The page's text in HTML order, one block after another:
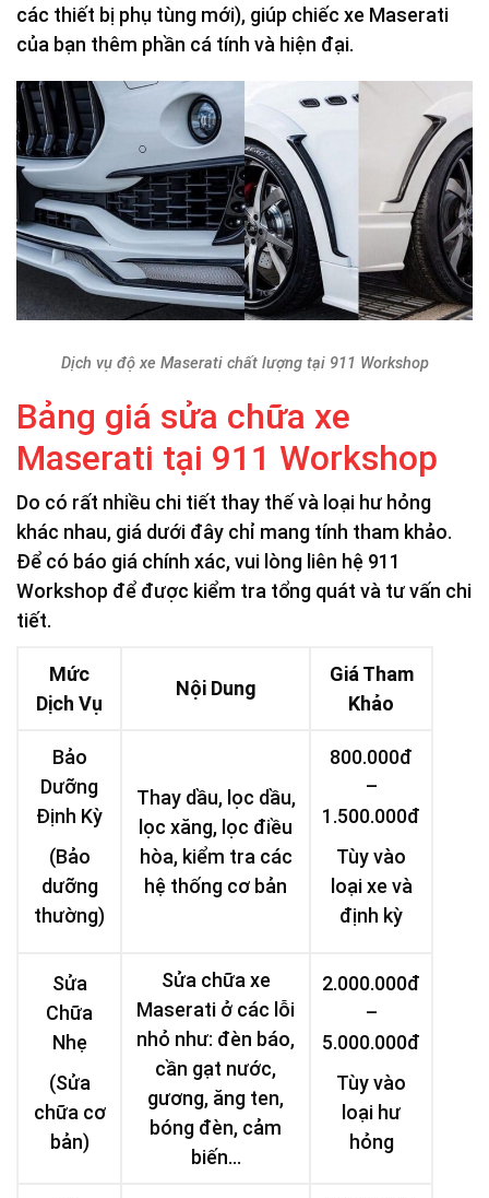
các thiết bị phụ tùng mới), giúp chiếc xe Maserati
của bạn thêm phần cá tính và hiện đại.
Dịch vụ độ xe Maserati chất lượng tại 911 Workshop
Bảng giá sửa chữa xe
Maserati tại 911 Workshop
Do có rất nhiều chi tiết thay thế và loại hư hỏng
khác nhau, giá dưới đây chỉ mang tính tham khảo.
Để có báo giá chính xác, vui lòng liên hệ 911
Workshop để được kiểm tra tổng quát và tư vấn chi
tiết.
Mức
Dịch Vụ
Nội Dung
Giá Tham
Khảo
Bảo
Dưỡng
Định Kỳ
(Bảo
dưỡng
thường)
Thay dầu, lọc dầu,
lọc xăng, lọc điều
hòa, kiểm tra các
hệ thống cơ bản
800.000đ
–
1.500.000đ
Tùy vào
loại xe và
định kỳ
Sửa
Chữa
Nhẹ
(Sửa
chữa cơ
bản)
Sửa chữa xe
Maserati ở các lỗi
nhỏ như: đèn báo,
cần gạt nước,
gương, ăng ten,
bóng đèn, cảm
biến…
2.000.000đ
–
5.000.000đ
Tùy vào
loại hư
hỏng